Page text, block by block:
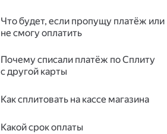
Что будет, если пропущу платёж или
не смогу оплатить
Почему списали платёж по Сплиту
с другой карты
Как сплитовать на кассе магазина
Какой срок оплаты